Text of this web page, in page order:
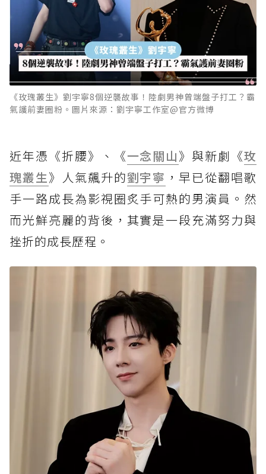
《玫瑰叢生》劉宇寧8個逆襲故事！陸劇男神曾端盤子打工？霸
氣護前妻圈粉。圖片來源：劉宇寧工作室@官方微博
近年憑《折腰》、《一念關山》與新劇《玫
瑰叢生》人氣飆升的劉宇寧 ，早已從翻唱歌
手一路成長為影視圈炙手可熱的男演員。然
而光鮮亮麗的背後，其實是一段充滿努力與
挫折的成長歷程。